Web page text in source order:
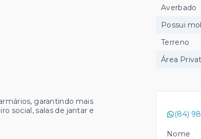
garantindo mais
social, salas de jantar e
Averbado
Possui
Terreno
Área
(84)
Nome